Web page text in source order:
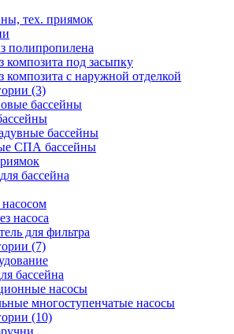
тех. приямок
полипропилена
композита под засыпку
композита с наружной отделкой
(3)
бассейны
бассейны
СПА бассейны
бассейна
насоса
для фильтра
(7)
бассейна
насосы
многоступенчатые насосы
(10)